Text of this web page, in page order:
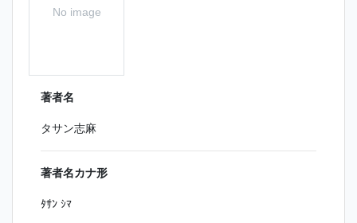
No image
著者名
タサン志麻
著者名カナ形
ﾀｻﾝ ｼﾏ